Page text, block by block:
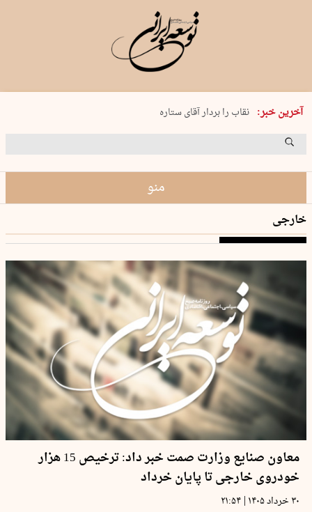
آخرین خبر:
پنجشنبه 15 مرداد 1405 شماره 2243
نقاب را بردار آقای ستاره
کدام فوتبال؟
منو
خارجی
معاون صنایع وزارت صمت خبر داد: ترخیص 15 هزار
خودروی خارجی تا پایان خرداد
۳۰ خرداد ۱۴۰۵ | ۲۱:۵۴